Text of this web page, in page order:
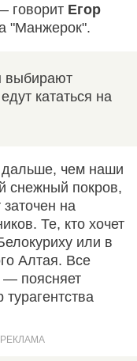
говорит Егор
"Манжерок".
выбирают
кататься на
дальше, чем наши
снежный покров,
на
Те, кто хочет
или в
Алтая. Все
— поясняет
тур­агентства